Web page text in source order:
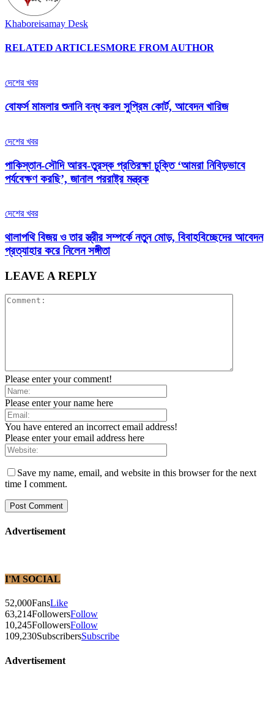
Khaboreisamay Desk
RELATED ARTICLESMORE FROM AUTHOR
দেশের খবর
বোফর্স মামলার শুনানি বন্ধ করল সুপ্রিম কোর্ট, আবেদন খারিজ
দেশের খবর
পাকিস্তান-সৌদি আরব-তুরস্ক প্রতিরক্ষা চুক্তি ‘আমরা নিবিড়ভাবে
পর্যবেক্ষণ করছি’, জানাল পররাষ্ট্র মন্ত্রক
দেশের খবর
থালাপথি বিজয় ও তার স্ত্রীর সম্পর্কে নতুন মোড়, বিবাহবিচ্ছেদের আবেদন
প্রত্যাহার করে নিলেন সঙ্গীতা
LEAVE A REPLY
Please enter your comment!
Please enter your name here
You have entered an incorrect email address!
Please enter your email address here
Save my name, email, and website in this browser for the next
time I comment.
Advertisement
I'M SOCIAL
52,000FansLike
63,214FollowersFollow
10,245FollowersFollow
109,230SubscribersSubscribe
Advertisement